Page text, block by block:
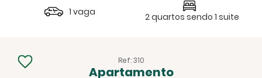
1 vaga 2 quartos sendo 1 suite
Ref: 310
Apartamento